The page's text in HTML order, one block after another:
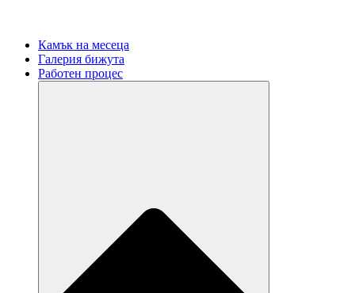
Камък на месеца
Галерия бижута
Работен процес